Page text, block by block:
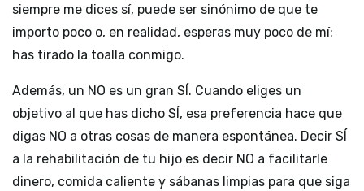
siempre me dices sí, puede ser sinónimo de que te
importo poco o, en realidad, esperas muy poco de mí:
has tirado la toalla conmigo.
Además, un NO es un gran SÍ. Cuando eliges un
objetivo al que has dicho SÍ, esa preferencia hace que
digas NO a otras cosas de manera espontánea. Decir SÍ
a la rehabilitación de tu hijo es decir NO a facilitarle
dinero, comida caliente y sábanas limpias para que siga